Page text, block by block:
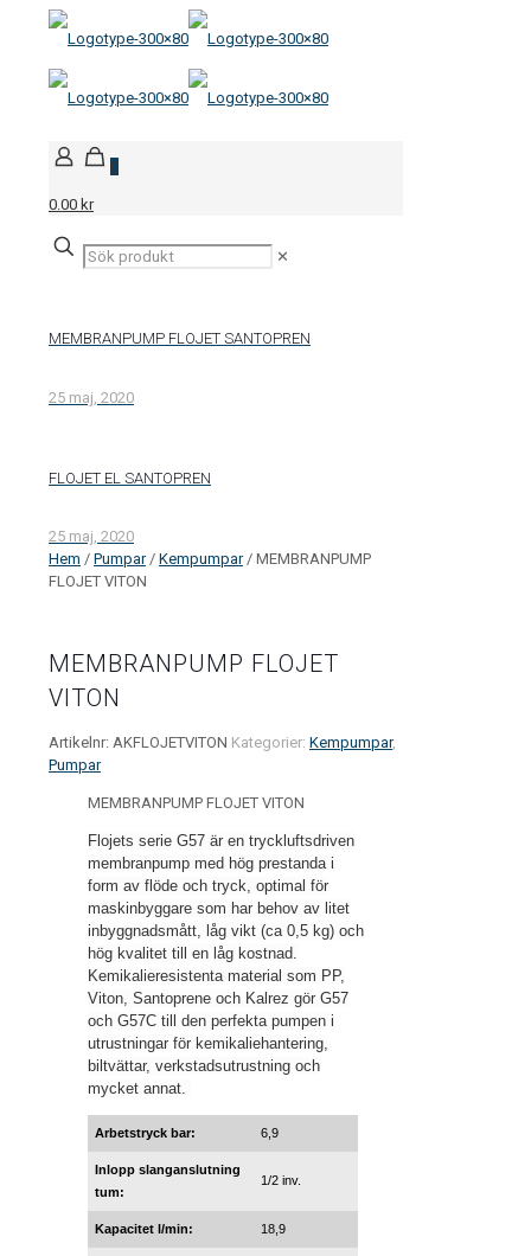
0
0.00 kr
✕
MEMBRANPUMP FLOJET SANTOPREN
25 maj, 2020
FLOJET EL SANTOPREN
25 maj, 2020
Hem / Pumpar/ Kempumpar/ MEMBRANPUMP
FLOJET VITON
MEMBRANPUMP FLOJET
VITON
Artikelnr: AKFLOJETVITON Kategorier: Kempumpar,
Pumpar
MEMBRANPUMP FLOJET VITON
Flojets serie G57 är en tryckluftsdriven
membranpump med hög prestanda i
form av flöde och tryck, optimal för
maskinbyggare som har behov av litet
inbyggnadsmått, låg vikt (ca 0,5 kg) och
hög kvalitet till en låg kostnad.
Kemikalieresistenta material som PP,
Viton, Santoprene och Kalrez gör G57
och G57C till den perfekta pumpen i
utrustningar för kemikaliehantering,
biltvättar, verkstadsutrustning och
mycket annat.
Arbetstryck bar: 6,9
Inlopp slanganslutning
tum:
1/2 inv.
Kapacitet l/min: 18,9